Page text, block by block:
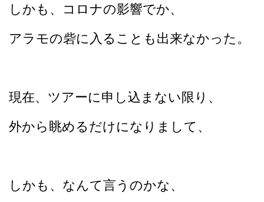
しかも、コロナの影響でか、
アラモの砦に入ることも出来なかった。
現在、ツアーに申し込まない限り、
外から眺めるだけになりまして、
しかも、なんて言うのかな、